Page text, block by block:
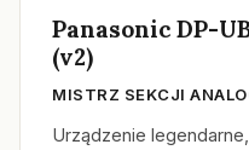
Panasonic DP-
(v2)
MISTRZ SEKCJI
Urządzenie